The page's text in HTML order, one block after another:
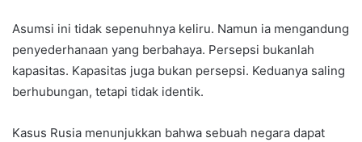
Asumsi ini tidak sepenuhnya keliru. Namun ia mengandung
penyederhanaan yang berbahaya. Persepsi bukanlah
kapasitas. Kapasitas juga bukan persepsi. Keduanya saling
berhubungan, tetapi tidak identik.
Kasus Rusia menunjukkan bahwa sebuah negara dapat